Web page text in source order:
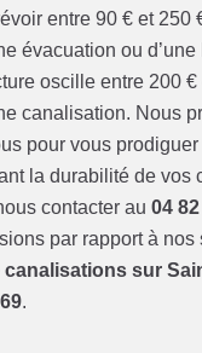
entre 90 € et 250
évacuation ou
oscille entre 200
canalisation. Nous
pour vous
la durabilité de vos
contacter au04
par rapport à nos
sur
.